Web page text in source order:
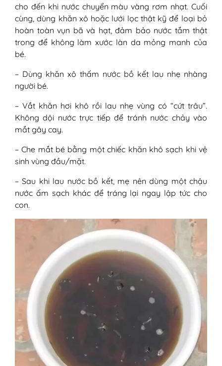
cho đến khi nước chuyển màu vàng rơm nhạt. Cuối
cùng, dùng khăn xô hoặc lưới lọc thật kỹ để loại bỏ
hoàn toàn vụn bã và hạt, đảm bảo nước tắm thật
trong để không làm xước làn da mỏng manh của
bé.
– Dùng khăn xô thấm nước bồ kết lau nhẹ nhàng
người bé.
– Vắt khăn hơi khô rồi lau nhẹ vùng có “cứt trâu”.
Không dội nước trực tiếp để tránh nước chảy vào
mắt gây cay.
– Che mắt bé bằng một chiếc khăn khô sạch khi vệ
sinh vùng đầu/mặt.
– Sau khi lau nước bồ kết, mẹ nên dùng một chậu
nước ấm sạch khác để tráng lại ngay lập tức cho
con.